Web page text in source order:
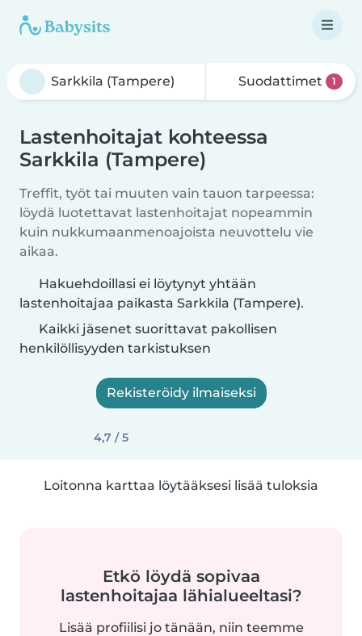
Suodattimet 1
Lastenhoitajat kohteessa
Sarkkila (Tampere)
Treffit, työt tai muuten vain tauon tarpeessa:
löydä luotettavat lastenhoitajat nopeammin
kuin nukkumaanmenoajoista neuvottelu vie
aikaa.
Hakuehdoillasi ei löytynyt yhtään
lastenhoitajaa paikasta Sarkkila (Tampere).
Kaikki jäsenet suorittavat pakollisen
henkilöllisyyden tarkistuksen
Rekisteröidy ilmaiseksi
4,7 / 5
Loitonna karttaa löytääksesi lisää tuloksia
Etkö löydä sopivaa
lastenhoitajaa lähialueeltasi?
Lisää profiilisi jo tänään, niin teemme